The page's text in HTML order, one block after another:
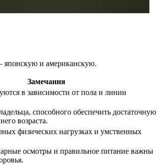
японскую и американскую.
Замечания
в зависимости от пола и линии
способного обеспечить достаточную
возраста.
физических нагрузках и умственных
осмотры и правильное питание важны